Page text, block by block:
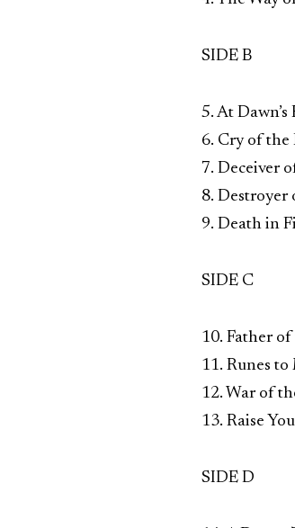
SIDE B
5. At
6. Cry of the
7. Deceiver
8. Destroyer
9. Death in
SIDE C
10. Father
11. Runes
12. War of
13. Raise
SIDE D